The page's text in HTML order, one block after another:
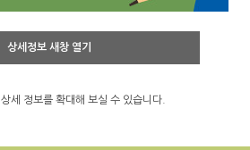
상세정보 새창 열기
상세 정보를 확대해 보실 수 있습니다.